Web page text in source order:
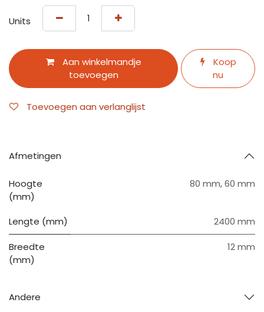
Units
Aan winkelmandje
toevoegen
Koop
nu
Toevoegen aan verlanglijst
Afmetingen
Hoogte
(mm)
80 mm,60 mm
Lengte (mm) 2400 mm
Breedte
(mm)
12 mm
Andere